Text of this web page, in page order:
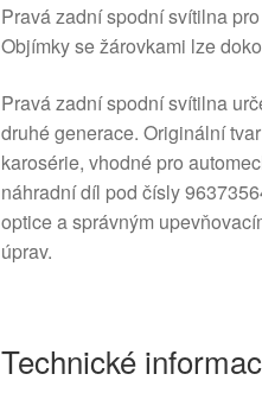
6351P7
množství
Pravá zadní spodní svítilna
Objímky se žárovkami lze
Pravá zadní spodní svítilna
druhé generace. Originální
karosérie, vhodné pro
náhradní díl pod čísly
optice a správným
úprav.
Technické